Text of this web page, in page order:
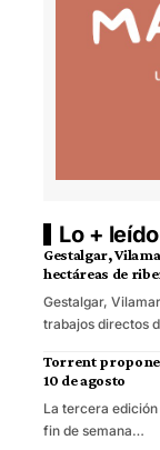
Lo + leído
Gestalgar,
hectáreas de
Gestalgar,
trabajos directos
Torrent propone
10 de agosto
La tercera edición
fin de semana…